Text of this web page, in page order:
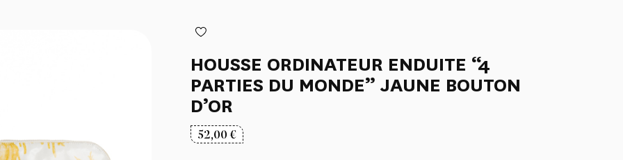
HOUSSE ORDINATEUR ENDUITE “4
PARTIES DU MONDE” JAUNE BOUTON
D’OR
52,00€